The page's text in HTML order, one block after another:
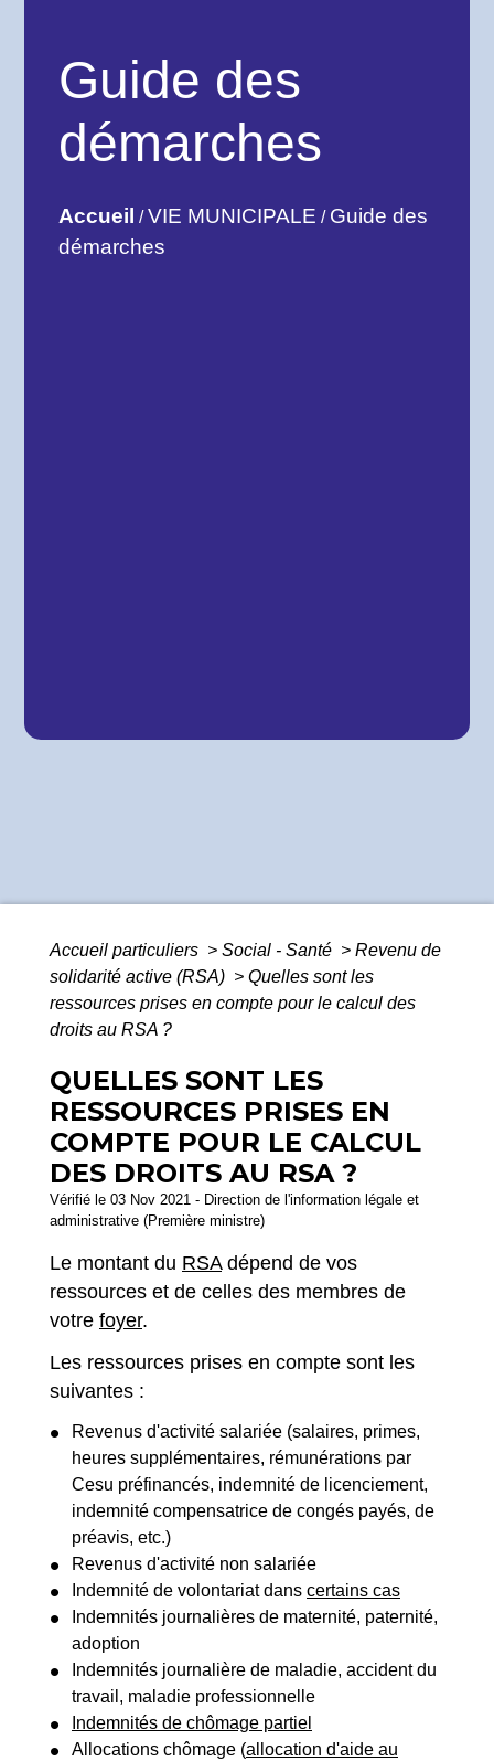
Guide des
démarches
Accueil /VIE MUNICIPALE / Guide des
démarches
Accueil particuliers > Social - Santé > Revenu de
solidarité active (RSA) > Quelles sont les
ressources prises en compte pour le calcul des
droits au RSA ?
QUELLES SONT LES
RESSOURCES PRISES EN
COMPTE POUR LE CALCUL
DES DROITS AU RSA ?
Vérifié le 03 Nov 2021 - Direction de l'information légale et
administrative (Première ministre)
Le montant du RSAdépend de vos
ressources et de celles des membres de
votre foyer.
Les ressources prises en compte sont les
suivantes :
Revenus d'activité salariée (salaires, primes,
heures supplémentaires, rémunérations par
Cesu préfinancés, indemnité de licenciement,
indemnité compensatrice de congés payés, de
préavis, etc.)
Revenus d'activité non salariée
Indemnité de volontariat dans certains cas
Indemnités journalières de maternité, paternité,
adoption
Indemnités journalière de maladie, accident du
travail, maladie professionnelle
Indemnités de chômage partiel
Allocations chômage (allocation d'aide au